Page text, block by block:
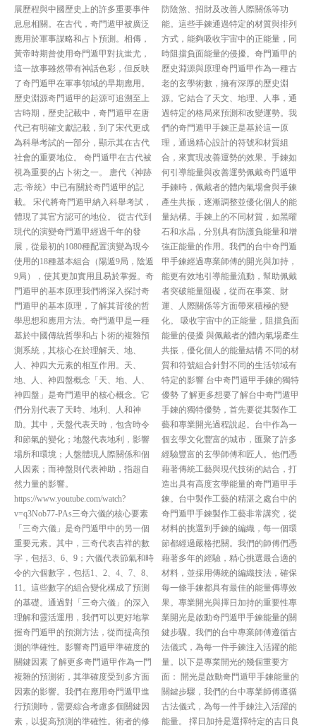
展歷程與中國歷史上的許多重要事件
息息相關。在古代，奇門遁甲被廣泛
應用於軍事謀略和占卜預測。相傳，
黃帝時期曾使用奇門遁甲對抗蚩尤，
這一故事雖然帶有神話色彩，但反映
了奇門遁甲在軍事領域的早期應用。
歷史淵源奇門遁甲的起源可追溯至上
古時期，歷史記載中，奇門遁甲在唐
代已有明確文獻記載，到了宋代更成
為科舉考試的一部分，顯示其在古代
社會的重要地位。 奇門遁甲在古代被
視為重要的占卜術之一。 唐代《神跡
志·帝統》中已有關於奇門遁甲的記
載。 宋代將奇門遁甲納入科舉考試，
體現了其官方認可的地位。 從古代到
現代的演變奇門遁甲經過千年的發
展，從最初的1080種配置演變為現今
使用的18種基本組合（陽遁9局，陰遁
9局），使其更加實用且易於掌握。奇
門遁甲的基本原理我們將深入探討奇
門遁甲的基本原理，了解其背後的哲
學思想和應用方法。奇門遁甲是一種
基於中國傳統哲學和占卜術的複雜預
測系統，其核心在於理解天、地、
人、神四大元素的相互作用。天、
地、人、神四盤概念「天、地、人、
神四盤」是奇門遁甲的核心概念。它
們分別代表了天時、地利、人和神
助。其中，天盤代表天時，包含時令
和節氣的變化；地盤代表地利，影響
場所和環境；人盤體現人際關係和個
人因素；而神盤則代表神助，指超自
然力量的影響。
https://www.youtube.com/watch?
v=q3Nob77-PAs三奇六儀的核心要素
「三奇六儀」是奇門遁甲中的另一個
重要元素。其中，三奇代表吉祥的數
字，包括3、6、9；六儀代表節氣和時
令的六個數字，包括1、2、4、7、8、
11。這些數字的組合變化構成了預測
的基礎。通過對「三奇六儀」的深入
理解和靈活運用，我們可以更好地掌
握奇門遁甲的預測方法，從而提高預
測的準確性。影響奇門遁甲準確度的
關鍵因素 了解更多奇門遁甲作為一門
複雜的預測術，其準確度受到多方面
因素的影響。我們在應用奇門遁甲進
行預測時，需要綜合考慮多個關鍵因
素，以提高預測的準確性。術者的修
防陰煞、招財及改善人際關係等功
能。這些手鍊通過特定的材質與排列
方式，能夠吸收宇宙中的正能量，同
時阻擋負面能量的侵擾。奇門遁甲的
歷史淵源與原理奇門遁甲作為一種古
老的玄學術數，擁有深厚的歷史淵
源。它結合了天文、地理、人事，通
過特定的格局來預測和改變運勢。我
們的奇門遁甲手鍊正是基於這一原
理，通過精心設計的符號和材質組
合，來實現改善運勢的效果。手鍊如
何引導能量與改善運勢佩戴奇門遁甲
手鍊時，佩戴者的體內氣場會與手鍊
產生共振，逐漸調整並優化個人的能
量結構。手鍊上的不同材質，如黑曜
石和水晶，分別具有防護負能量和增
強正能量的作用。我們的台中奇門遁
甲手鍊經過專業師傅的開光與加持，
能更有效地引導能量流動，幫助佩戴
者突破能量阻礙，從而在事業、財
運、人際關係等方面帶來積極的變
化。 吸收宇宙中的正能量，阻擋負面
能量的侵擾 與佩戴者的體內氣場產生
共振，優化個人的能量結構 不同的材
質和符號組合針對不同的生活領域有
特定的影響 台中奇門遁甲手鍊的獨特
優勢 了解更多想要了解台中奇門遁甲
手鍊的獨特優勢，首先要從其製作工
藝和專業開光過程說起。台中作為一
個玄學文化豐富的城市，匯聚了許多
經驗豐富的玄學師傅和匠人。他們憑
藉著傳統工藝與現代技術的結合，打
造出具有高度玄學能量的奇門遁甲手
鍊。台中製作工藝的精湛之處台中的
奇門遁甲手鍊製作工藝非常講究，從
材料的挑選到手鍊的編織，每一個環
節都經過嚴格把關。我們的師傅們憑
藉著多年的經驗，精心挑選最合適的
材料，並採用傳統的編織技法，確保
每一條手鍊都具有最佳的能量傳導效
果。專業開光與擇日加持的重要性專
業開光是啟動奇門遁甲手鍊能量的關
鍵步驟。我們的台中專業師傅遵循古
法儀式，為每一件手鍊注入活躍的能
量。以下是專業開光的幾個重要方
面： 開光是啟動奇門遁甲手鍊能量的
關鍵步驟，我們的台中專業師傅遵循
古法儀式，為每一件手鍊注入活躍的
能量。 擇日加持是選擇特定的吉日良